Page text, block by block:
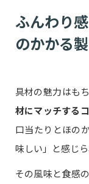
ふんわり
のかかる
具材の魅力はも
材にマッチする
口当たりとほの
味しい」と感じら
その風味と食感